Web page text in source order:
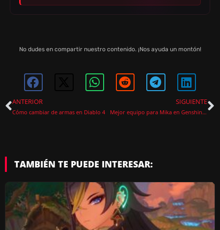
No dudes en compartir nuestro contenido. ¡Nos ayuda un montón!
ANTERIOR
Cómo cambiar de armas en Diablo 4
SIGUIENTE
Mejor equipo para Mika en Genshin Impact
TAMBIÉN TE PUEDE INTERESAR: